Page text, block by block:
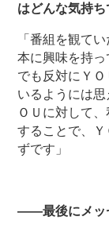
はどんな気持
「番組を観て
本に興味を持っ
でも反対にＹ
いるようには
ＯＵに対して
することで、
ずです」
――最後にメッ